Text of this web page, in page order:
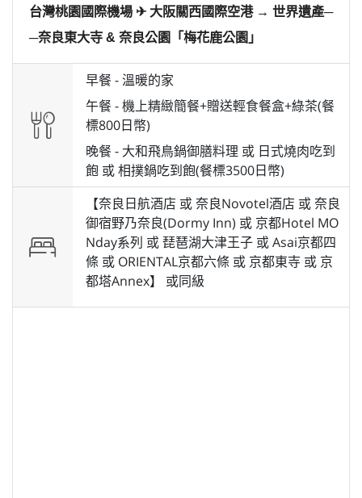
台灣桃園國際機場 ✈︎ 大阪關西國際空港 → 世界遺產─
─奈良東大寺 & 奈良公園「梅花鹿公園」
早餐 - 溫暖的家
午餐 -機上精緻簡餐+贈送輕食餐盒+綠茶(餐
標800日幣)
晚餐 - 大和飛鳥鍋御膳料理 或 日式燒肉吃到
飽 或 相撲鍋吃到飽(餐標3500日幣)
【奈良日航酒店 或 奈良Novotel酒店 或 奈良
御宿野乃奈良(Dormy Inn) 或 京都Hotel MO
Nday系列 或 琵琶湖大津王子 或 Asai京都四
條 或 ORIENTAL京都六條 或 京都東寺 或 京
都塔Annex】 或同級